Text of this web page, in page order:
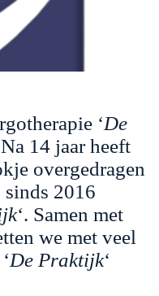
‘De
14 jaar heeft
overgedragen
sinds 2016
‘. Samen met
we met veel
De Praktijk‘